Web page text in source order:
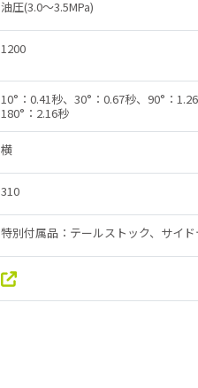
油圧(3.0～3.5MPa)
1200
10°：0.41秒、30°：0.67秒、90°：1.26
180°：2.16秒
横
310
特別付属品：テールストック、サイド